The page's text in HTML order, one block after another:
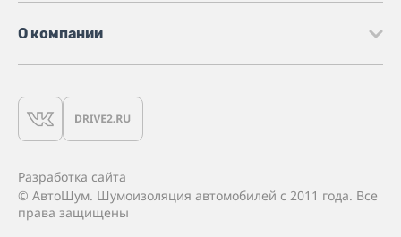
О компании
Разработка сайта
© АвтоШум. Шумоизоляция автомобилей с 2011 года. Все
права защищены